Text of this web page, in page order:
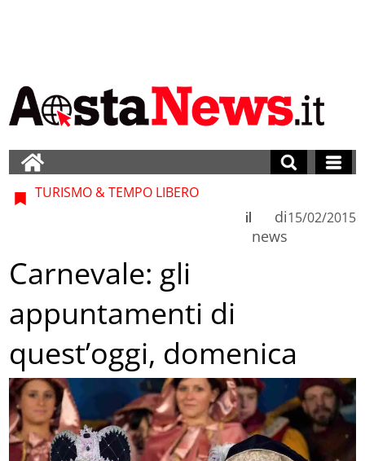
TURISMO & TEMPO LIBERO
di
news
il 15/02/2015
Carnevale: gli
appuntamenti di
quest’oggi, domenica